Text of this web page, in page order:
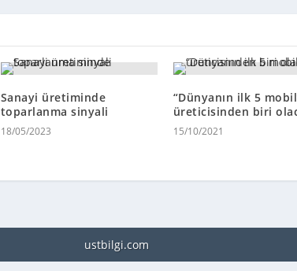
Sanayi üretiminde
toparlanma sinyali
18/05/2023
“Dünyanın ilk 5
üreticisinden biri
15/10/2021
ustbilgi.com